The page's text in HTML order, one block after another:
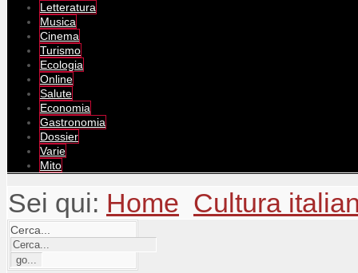
Letteratura
Musica
Cinema
Turismo
Ecologia
Online
Salute
Economia
Gastronomia
Dossier
Varie
Mito
Sei qui: Home Cultura
Cerca...